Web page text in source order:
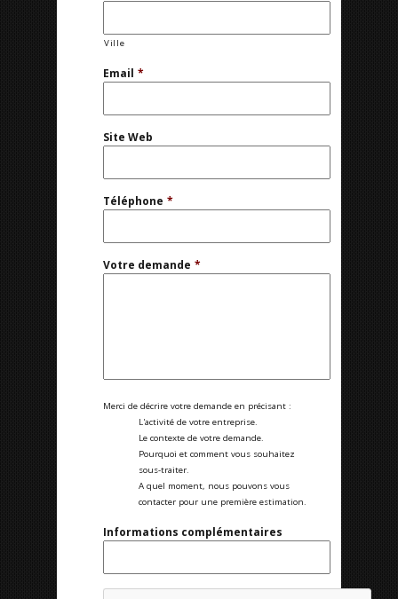
Ville
Email *
Site Web
Téléphone *
Votre demande *
Merci de décrire votre demande en précisant :
L'activité de votre entreprise.
Le contexte de votre demande.
Pourquoi et comment vous souhaitez
sous-traiter.
A quel moment, nous pouvons vous
contacter pour une première estimation.
Informations complémentaires